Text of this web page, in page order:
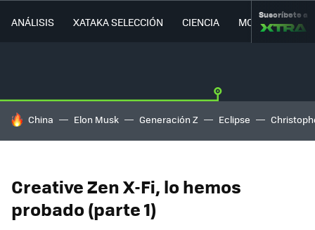
ANÁLISIS XATAKA SELECCIÓN CIENCIA MOVILIDAD
Suscríbete a
HOY SE HABLA DE
China Elon Musk Generación Z Eclipse
Creative Zen X-Fi, lo hemos
probado (parte 1)